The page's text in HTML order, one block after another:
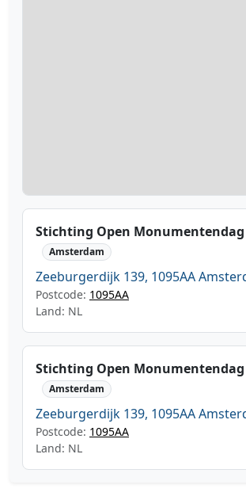
Stichting Open Monumentendag
Amsterdam
Zeeburgerdijk 139, 1095AA
Postcode: 1095AA
Land: NL
Stichting Open Monumentendag
Amsterdam
Zeeburgerdijk 139, 1095AA
Postcode: 1095AA
Land: NL